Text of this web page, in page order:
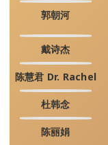
郭朝河
戴诗杰
陈慧君 Dr. Rachel
杜韩念
陈丽娟